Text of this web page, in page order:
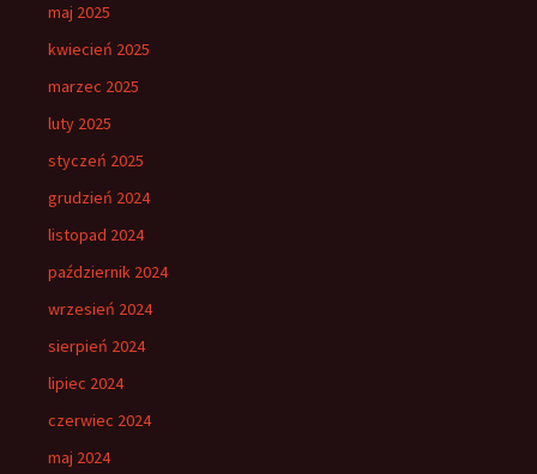
maj 2025
kwiecień 2025
marzec 2025
luty 2025
styczeń 2025
grudzień 2024
listopad 2024
październik 2024
wrzesień 2024
sierpień 2024
lipiec 2024
czerwiec 2024
maj 2024